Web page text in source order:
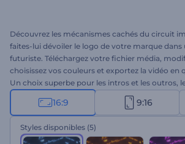
Découvrez les mécanismes cachés du circuit
faites-lui dévoiler le logo de votre marque
futuriste. Téléchargez votre fichier média,
choisissez vos couleurs et exportez la vidéo en
Un choix superbe pour les intros et les outros,
technologiques, les magasins d'électronique, et
Essayez dès maintenant !
16:9 9:16
Styles disponibles (5)